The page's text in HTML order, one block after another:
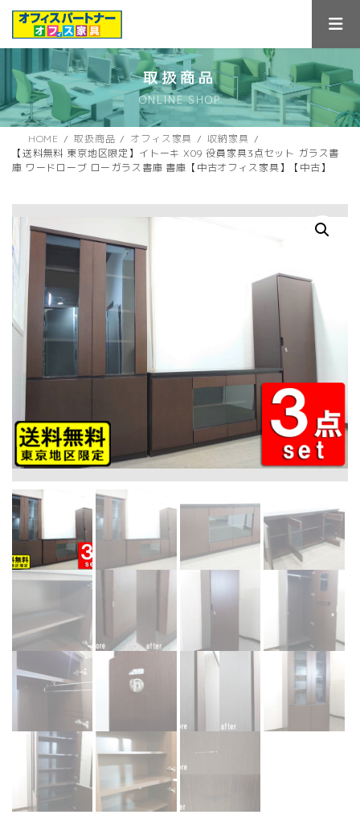
ス
キ
ン
に
取扱商品
ONLINE SHOP
HOME 取扱商品 オフィス家具
収納家具
【送料無料 東京地区限定】イトーキ X09 役員家具3点セット ガラス書
庫 ワードローブ ローガラス書庫 書庫【中古オフィス家具】【中古】